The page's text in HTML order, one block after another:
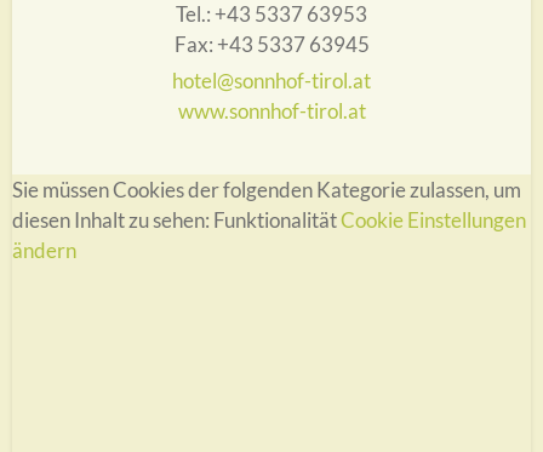
Tel.: +43 5337 63953
Fax: +43 5337 63945
hotel@sonnhof-tirol.at
www.sonnhof-tirol.at
Sie müssen Cookies der folgenden Kategorie zulassen, um
diesen Inhalt zu sehen: FunktionalitätCookie Einstellungen
ändern